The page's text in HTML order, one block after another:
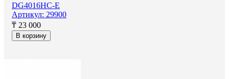
DG4016HC-E
Артикул: 29900
₸ 23 000
В корзину